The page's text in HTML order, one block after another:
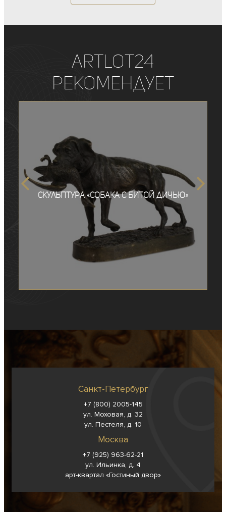
ArtLot24
рекомендует
Скульптура «Собака с битой дичью»
Санкт-Петербург
+7 (800) 2005-145
ул. Моховая, д. 32
ул. Пестеля, д. 10
Москва
+7 (925) 963-62-21
ул. Ильинка, д. 4
арт-квартал «Гостиный двор»